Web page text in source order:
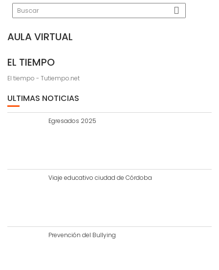
AULA VIRTUAL
EL TIEMPO
El tiempo - Tutiempo.net
ULTIMAS NOTICIAS
Egresados 2025
Viaje educativo ciudad de Córdoba
Prevención del Bullying